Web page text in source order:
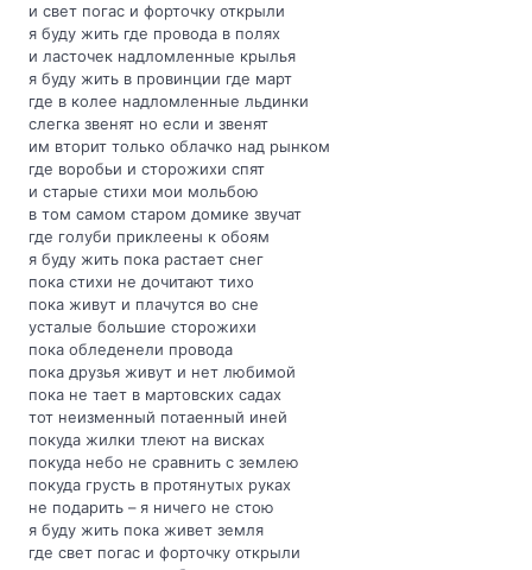
и свет погас и форточку открыли
я буду жить где провода в полях
и ласточек надломленные крылья
я буду жить в провинции где март
где в колее надломленные льдинки
слегка звенят но если и звенят
им вторит только облачко над рынком
где воробьи и сторожихи спят
и старые стихи мои мольбою
в том самом старом домике звучат
где голуби приклеены к обоям
я буду жить пока растает снег
пока стихи не дочитают тихо
пока живут и плачутся во сне
усталые большие сторожихи
пока обледенели провода
пока друзья живут и нет любимой
пока не тает в мартовских садах
тот неизменный потаенный иней
покуда жилки тлеют на висках
покуда небо не сравнить с землею
покуда грусть в протянутых руках
не подарить – я ничего не стою
я буду жить пока живет земля
где свет погас и форточку открыли